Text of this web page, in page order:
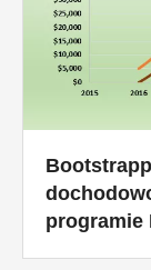
Poradniki
Najlepsze
Zasoby
programie